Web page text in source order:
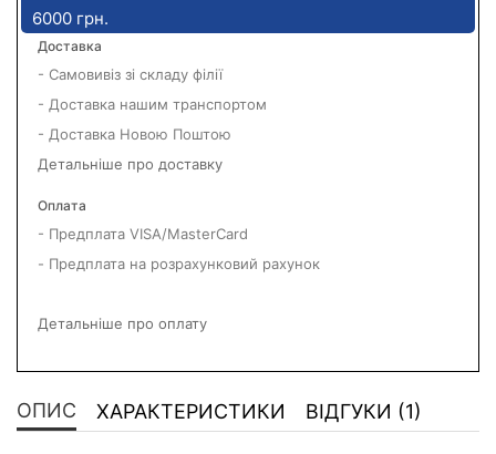
6000 грн.
Доставка
- Самовивіз зі складу філії
- Доставка нашим транспортом
- Доставка Новою Поштою
Детальніше про доставку
Оплата
- Предплата VISA/MasterCard
- Предплата на розрахунковий рахунок
Детальніше про оплату
ОПИС ХАРАКТЕРИСТИКИ ВІДГУКИ (1)